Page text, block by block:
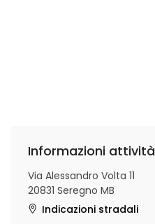
Informazioni attività
Via Alessandro Volta 11
20831 Seregno MB
Indicazioni stradali